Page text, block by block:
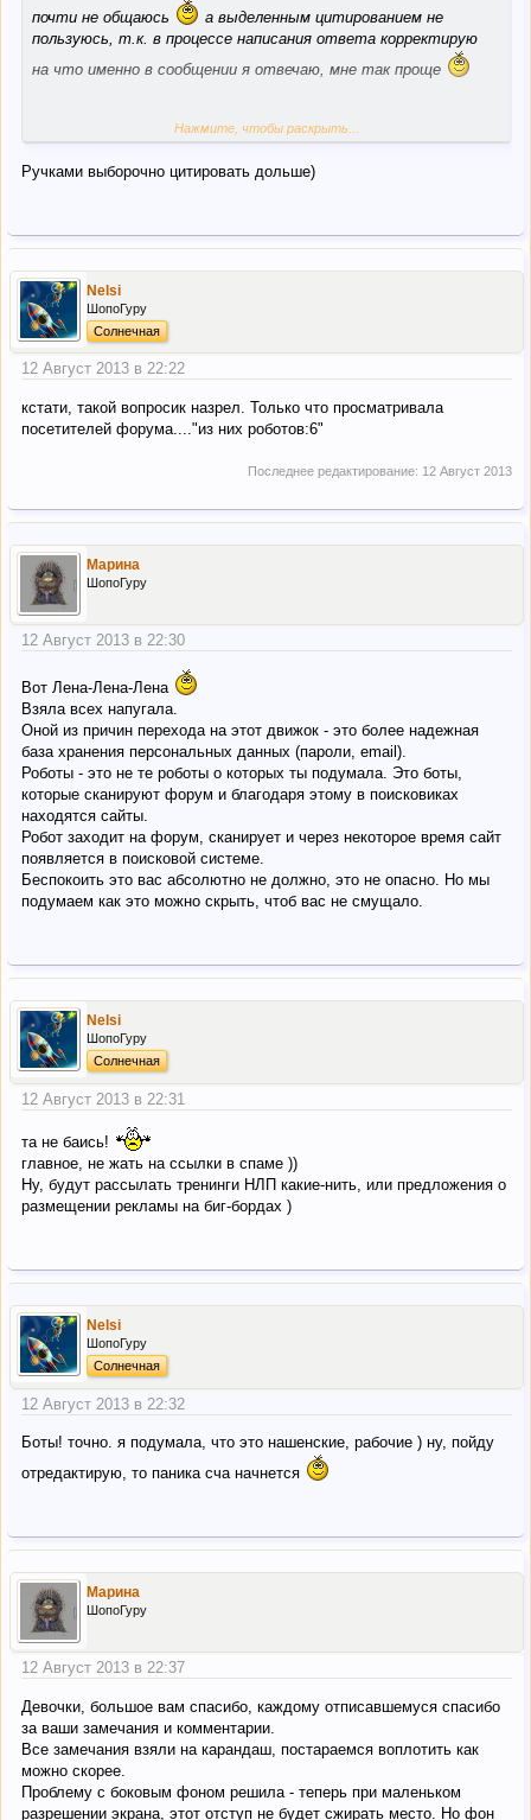
почти не общаюсь
а выделенным цитированием не
пользуюсь, т.к. в процессе написания ответа корректирую
на что именно в сообщении я отвечаю, мне так проще
Нажмите, чтобы раскрыть...
Ручками выборочно цитировать дольше)
Nelsi
ШопоГуру
Солнечная
12 Август 2013 в 22:22
кстати, такой вопросик назрел. Только что просматривала
посетителей форума...."из них роботов:6"
Последнее редактирование: 12 Август 2013
Марина
ШопоГуру
12 Август 2013 в 22:30
Вот Лена-Лена-Лена
Взяла всех напугала.
Оной из причин перехода на этот движок - это более надежная
база хранения персональных данных (пароли, email).
Роботы - это не те роботы о которых ты подумала. Это боты,
которые сканируют форум и благодаря этому в поисковиках
находятся сайты.
Робот заходит на форум, сканирует и через некоторое время сайт
появляется в поисковой системе.
Беспокоить это вас абсолютно не должно, это не опасно. Но мы
подумаем как это можно скрыть, чтоб вас не смущало.
Nelsi
ШопоГуру
Солнечная
12 Август 2013 в 22:31
та не баись!
главное, не жать на ссылки в спаме ))
Ну, будут рассылать тренинги НЛП какие-нить, или предложения о
размещении рекламы на биг-бордах )
Nelsi
ШопоГуру
Солнечная
12 Август 2013 в 22:32
Боты! точно. я подумала, что это нашенские, рабочие ) ну, пойду
отредактирую, то паника сча начнется
Марина
ШопоГуру
12 Август 2013 в 22:37
Девочки, большое вам спасибо, каждому отписавшемуся спасибо
за ваши замечания и комментарии.
Все замечания взяли на карандаш, постараемся воплотить как
можно скорее.
Проблему с боковым фоном решила - теперь при маленьком
разрешении экрана, этот отступ не будет сжирать место. Но фон